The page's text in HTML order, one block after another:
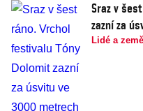
Sraz v
zazní za
Lidé a země